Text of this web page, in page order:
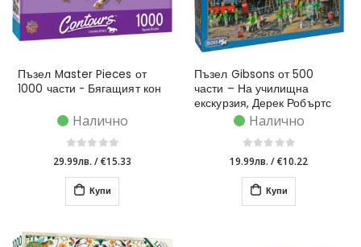
Пъзел Master Pieces от
1000 части - Бягащият кон
Налично
29.99лв. /€15.33
Купи
Пъзел Gibsons от 500
части – На училищна
екскурзия, Дерек Робъртс
Налично
19.99лв. /€10.22
Купи